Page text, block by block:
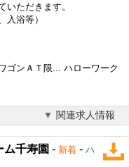
いただきます。
入浴等）
ゴンＡＴ限... ハローワーク
関連求人情報
ム千寿園 - 新着 - ハ